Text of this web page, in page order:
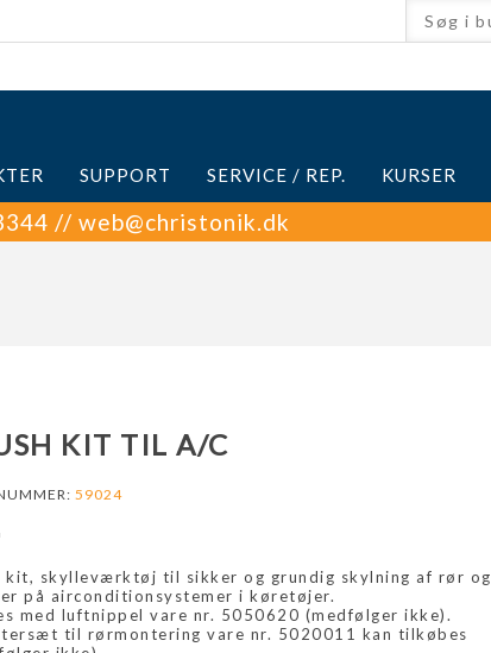
SUPPORT SERVICE / REP. KURSER
// web@christonik.dk
KIT TIL A/C
59024
kit, skylleværktøj til sikker og grundig skylning af rør og
på airconditionsystemer i køretøjer.
med luftnippel vare nr. 5050620 (medfølger ikke).
til rørmontering vare nr. 5020011 kan tilkøbes